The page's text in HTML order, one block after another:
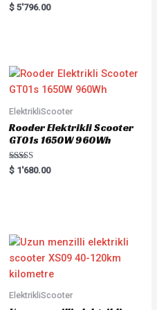
R
a
u
t
f
$ 5'796.00
ElektrikliScooter
Rooder Elektrikli Scooter
GT01s 1650W 960Wh
Rated
5.00
$ 1'680.00
ElektrikliScooter